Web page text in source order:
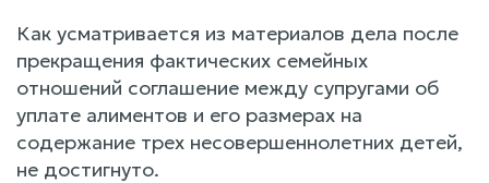
Как усматривается из материалов дела после
прекращения фактических семейных
отношений соглашение между супругами об
уплате алиментов и его размерах на
содержание трех несовершеннолетних детей,
не достигнуто.